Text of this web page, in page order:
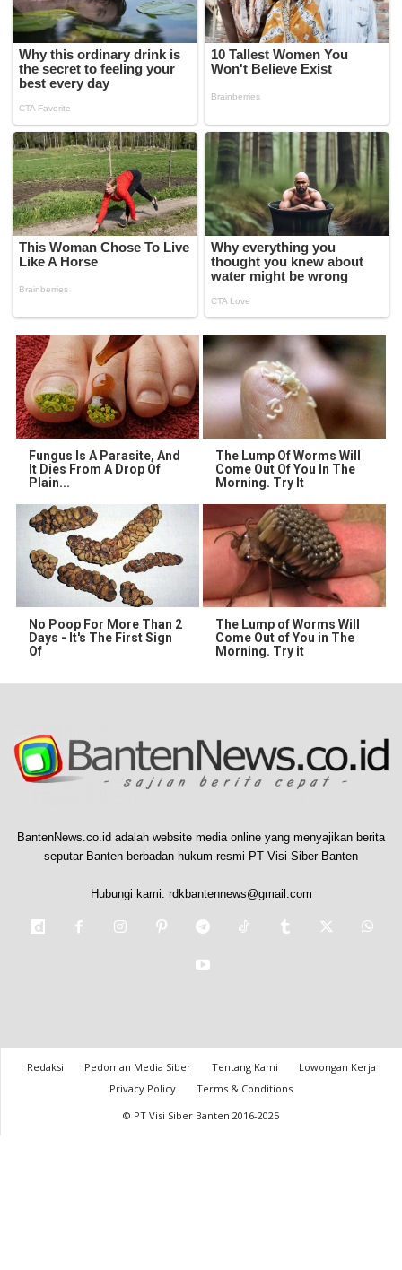
Fungus Is A Parasite, And
It Dies From A Drop Of
Plain...
The Lump Of Worms Will
Come Out Of You In The
Morning. Try It
No Poop For More Than 2
Days - It's The First Sign
Of
The Lump of Worms Will
Come Out of You in The
Morning. Try it
BantenNews.co.id adalah website media online yang menyajikan berita
seputar Banten berbadan hukum resmi PT Visi Siber Banten
Hubungi kami: rdkbantennews@gmail.com
Redaksi Pedoman Media Siber Tentang Kami
Lowongan Kerja
Privacy Policy
Terms & Conditions
© PT Visi Siber Banten 2016-2025